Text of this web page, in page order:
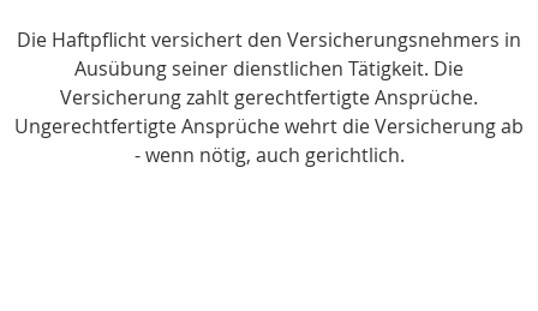
Die Haftpflicht versichert den Versicherungsnehmers in
Ausübung seiner dienstlichen Tätigkeit. Die
Versicherung zahlt gerechtfertigte Ansprüche.
Ungerechtfertigte Ansprüche wehrt die Versicherung ab
- wenn nötig, auch gerichtlich.